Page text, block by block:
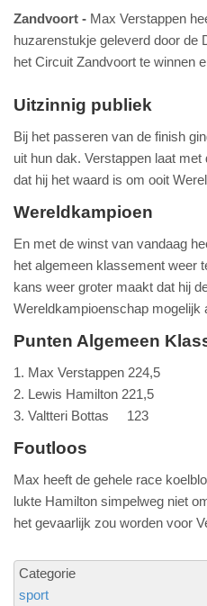
Zandvoort
Max Verstappen
huzarenstukje geleverd door de
het Circuit Zandvoort te winnen
Uitzinnig publiek
Bij het passeren van de finish
uit hun dak. Verstappen laat
dat hij het waard is om ooit
Wereldkampioen
En met de winst van vandaag
het algemeen klassement weer
kans weer groter maakt dat hij
Wereldkampioenschap mogelijk
Punten Algemeen
1. Max Verstappen 224,5
2. Lewis Hamilton 221,5
3. Valtteri Bottas 123
Foutloos
Max heeft de gehele race
lukte Hamilton simpelweg niet
het gevaarlijk zou worden voor
Categorie
sport